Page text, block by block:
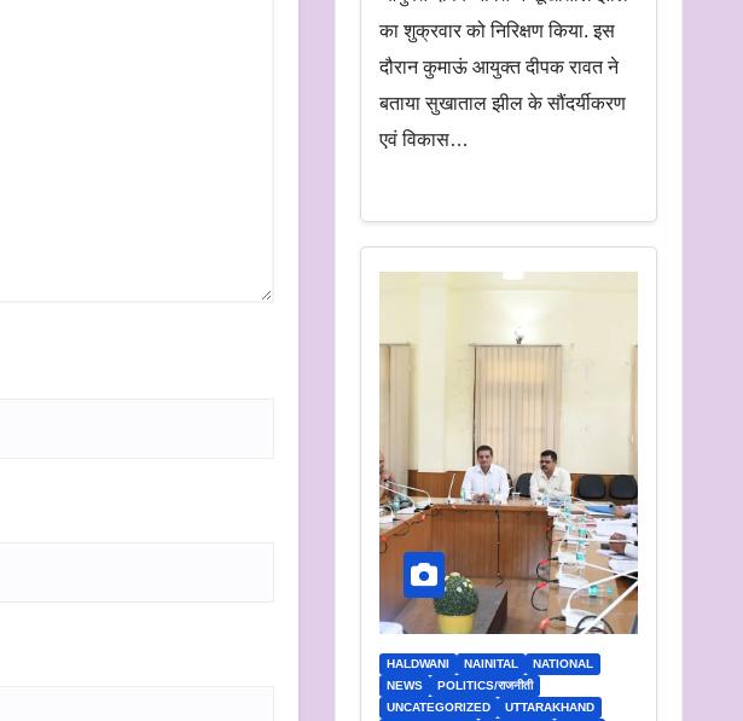
का शुक्रवार को निरिक्षण किया. इस
दौरान कुमाऊं आयुक्त दीपक रावत ने
बताया सुखाताल झील के सौंदर्यीकरण
एवं विकास…
HALDWANI NAINITAL
NATIONAL
NEWS
POLITICS/राजनीती
UNCATEGORIZED
UTTARAKHAND